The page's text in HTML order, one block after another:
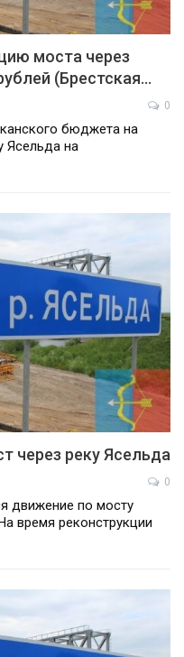
моста через
(Брестская…
0
бюджета на
Ясельда на
через реку Ясельда
0
движение по мосту
время реконструкции